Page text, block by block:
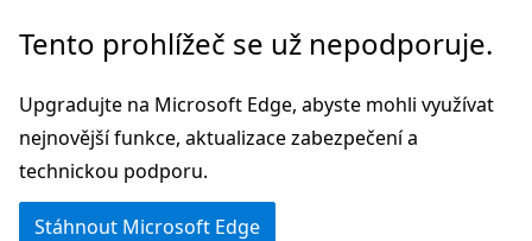
Přeskočit
hlavní
obsah
Tento prohlížeč se už nepodporuje.
Upgradujte na Microsoft Edge, abyste mohli využívat
nejnovější funkce, aktualizace zabezpečení a
technickou podporu.
Stáhnout Microsoft Edge